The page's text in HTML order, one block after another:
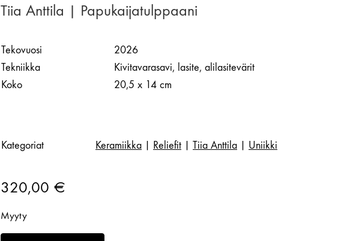
Tiia Anttila | Papukaijatulppaani
Tekovuosi
2026
Tekniikka
Kivitavarasavi, lasite, alilasitevärit
Koko
20,5 x 14 cm
Kategoriat Keramiikka Reliefit Tiia Anttila Uniikki
320,00 €
Myyty